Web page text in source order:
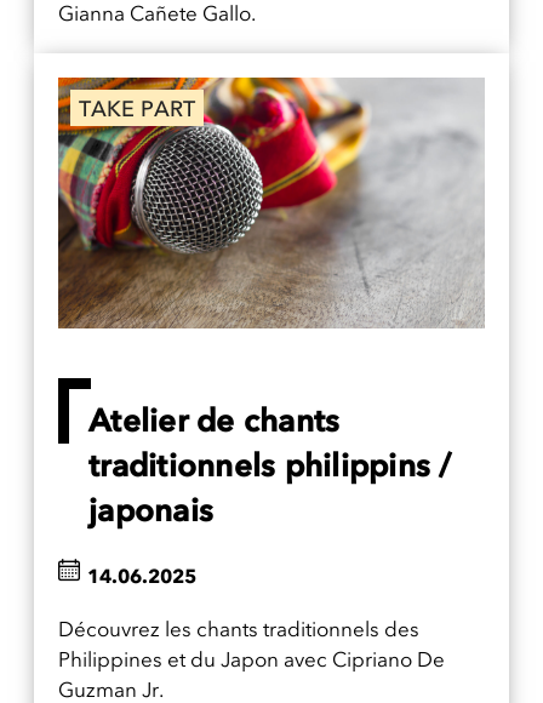
Gianna Cañete Gallo.
TAKE PART
Atelier de chants
traditionnels philippins /
japonais
Découvrez les chants traditionnels des
Philippines et du Japon avec Cipriano De
Guzman Jr.
14.06.2025